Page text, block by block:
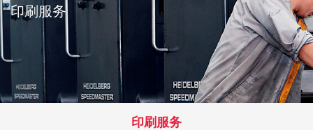
印刷服务
印刷服务